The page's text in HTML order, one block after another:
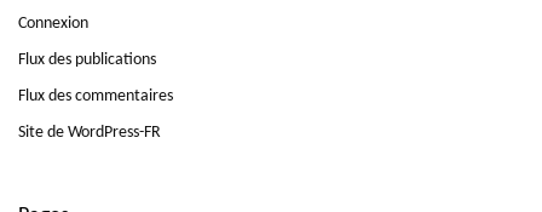
Connexion
Flux des publications
Flux des commentaires
Site de WordPress-FR